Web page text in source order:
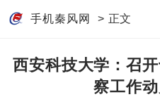
手机秦风网 > 正文
西安科技大学：召
察工作